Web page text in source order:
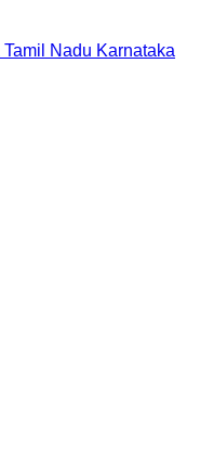
Tamil Nadu Karnataka